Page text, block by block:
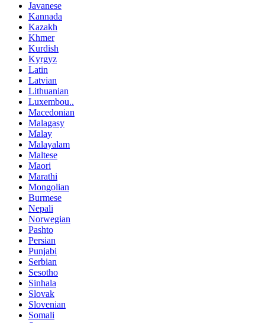
Javanese
Kannada
Kazakh
Khmer
Kurdish
Kyrgyz
Latin
Latvian
Lithuanian
Luxembou..
Macedonian
Malagasy
Malay
Malayalam
Maltese
Maori
Marathi
Mongolian
Burmese
Nepali
Norwegian
Pashto
Persian
Punjabi
Serbian
Sesotho
Sinhala
Slovak
Slovenian
Somali